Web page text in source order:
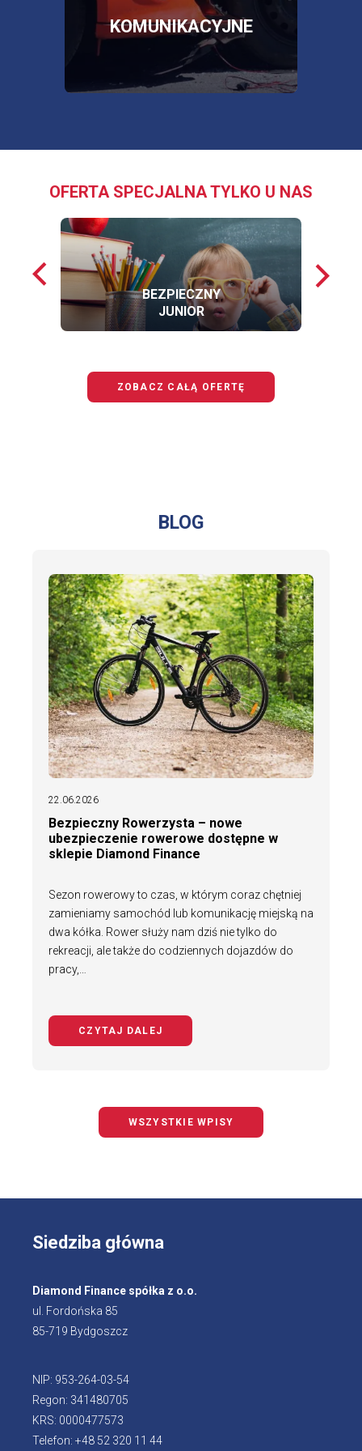
KOMUNIKACYJNE
W
NOWEJ
KARCIE
OFERTA SPECJALNA TYLKO U NAS
Poprzednie
loga
BEZPIECZNY
JUNIOR
loga
ZOBACZ CAŁĄ OFERTĘ
BLOG
22.06.2026
Bezpieczny Rowerzysta – nowe
ubezpieczenie rowerowe dostępne w
sklepie Diamond Finance
Sezon rowerowy to czas, w którym coraz chętniej
zamieniamy samochód lub komunikację miejską na
dwa kółka. Rower służy nam dziś nie tylko do
rekreacji, ale także do codziennych dojazdów do
pracy,…
CZYTAJ DALEJ
WSZYSTKIE WPISY
Siedziba główna
Diamond Finance spółka z o.o.
ul. Fordońska 85
85-719 Bydgoszcz
NIP: 953-264-03-54
Regon: 341480705
KRS: 0000477573
Telefon: +48 52 320 11 44